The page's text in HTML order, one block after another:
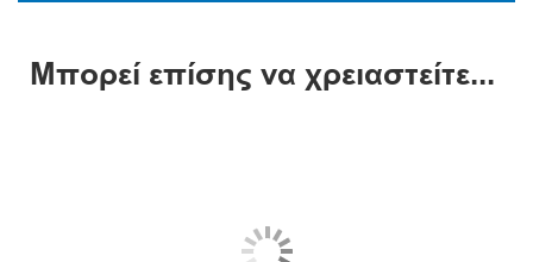
Μπορεί επίσης να χρειαστείτε...